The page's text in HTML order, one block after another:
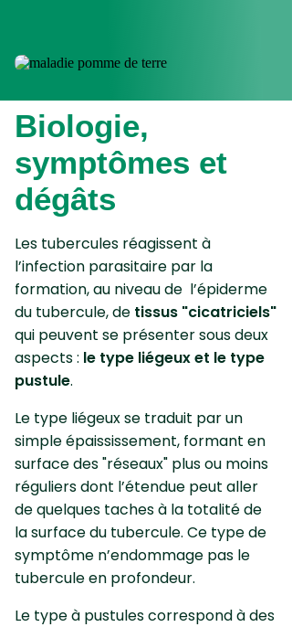
Biologie,
symptômes et
dégâts
Les tubercules réagissent à
l’infection parasitaire par la
formation, au niveau de l’épiderme
du tubercule, de tissus "cicatriciels"
qui peuvent se présenter sous deux
aspects : le type liégeux et le type
pustule.
Le type liégeux se traduit par un
simple épaississement, formant en
surface des "réseaux" plus ou moins
réguliers dont l’étendue peut aller
de quelques taches à la totalité de
la surface du tubercule. Ce type de
symptôme n’endommage pas le
tubercule en profondeur.
Le type à pustules correspond à des